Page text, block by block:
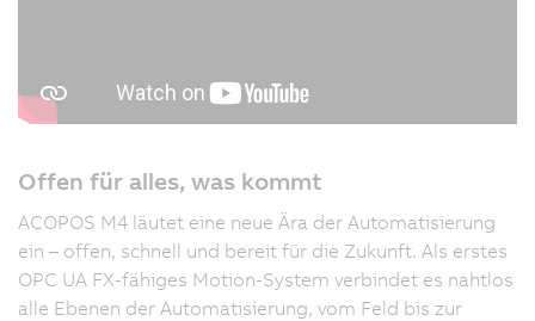
Offen für alles, was kommt
ACOPOS M4 läutet eine neue Ära der Automatisierung
ein – offen, schnell und bereit für die Zukunft. Als erstes
OPC UA FX-fähiges Motion-System verbindet es nahtlos
alle Ebenen der Automatisierung, vom Feld bis zur